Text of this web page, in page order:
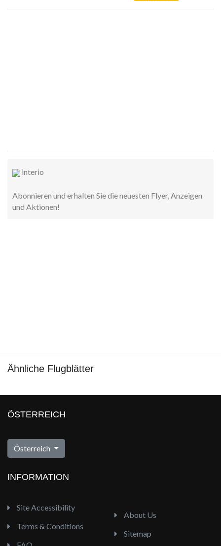
interio
Abonnieren und erhalten Sie die neuesten Flyer, Anzeigen
und Aktionen!
Ähnliche Flugblätter
ÖSTERREICH
Österreich
INFORMATION
Site Accessibility
Terms & Conditions
About Us
Sitemap